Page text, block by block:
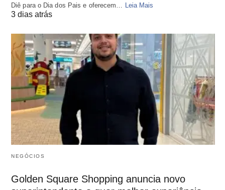
Diê para o Dia dos Pais e oferecem… Leia Mais
3 dias atrás
NEGÓCIOS
Golden Square Shopping anuncia novo